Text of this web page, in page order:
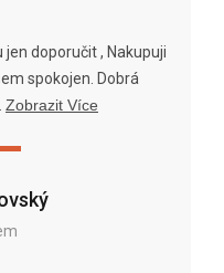
doporučit , Nakupuji
spokojen. Dobrá
Zobrazit Více